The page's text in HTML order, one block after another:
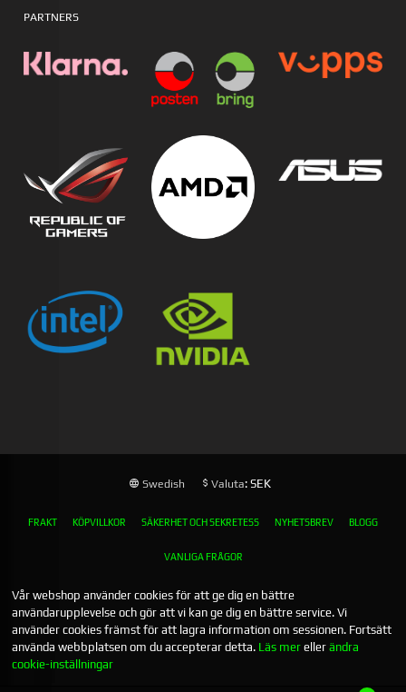
PARTNERS
Swedish Valuta: SEK
FRAKT KÖPVILLKOR SÄKERHET OCH SEKRETESS NYHETSBREV BLOGG
VANLIGA FRÅGOR
Vår webshop använder cookies för att ge dig en bättre
användarupplevelse och gör att vi kan ge dig en bättre service. Vi
använder cookies främst för att lagra information om sessionen. Fortsätt
använda webbplatsen om du accepterar detta. Läs mer ellerändra
cookie-inställningar